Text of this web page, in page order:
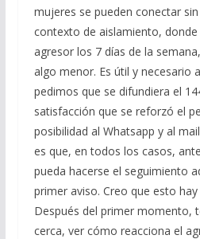
mujeres se pueden conectar
contexto de aislamiento, donde
agresor los 7 días de la
algo menor. Es útil y necesario
pedimos que se difundiera el
satisfacción que se reforzó el
posibilidad al Whatsapp y al
es que, en todos los casos,
pueda hacerse el seguimiento
primer aviso. Creo que esto
Después del primer momento,
cerca, ver cómo reacciona el